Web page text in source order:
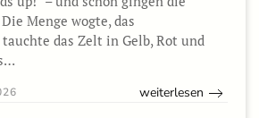
Menge wogte, das
das Zelt in Gelb, Rot und
weiterlesen